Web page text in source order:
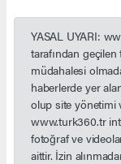
YASAL UYARI:
tarafından
müdahalesi
haberlerde yer
olup site yönetimi
www.turk360.tr
fotoğraf ve
aittir. İzin